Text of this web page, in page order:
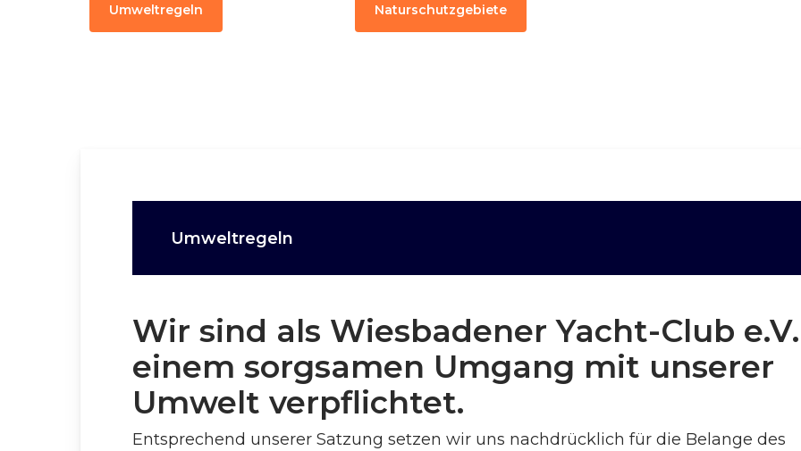
Umweltregeln Naturschutzgebiete
Umweltregeln
Wir sind als Wiesbadener Yacht-Club
einem sorgsamen Umgang mit unserer
Umwelt verpflichtet.
Entsprechend unserer Satzung setzen wir uns nachdrücklich für die Belange des